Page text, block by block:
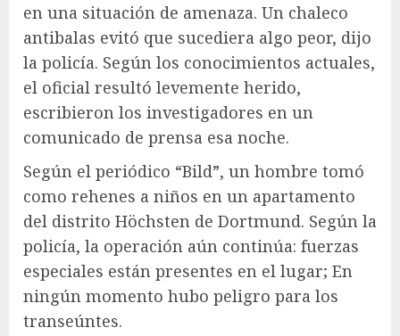
en una situación de amenaza. Un chaleco
antibalas evitó que sucediera algo peor, dijo
la policía. Según los conocimientos actuales,
el oficial resultó levemente herido,
escribieron los investigadores en un
comunicado de prensa esa noche.
Según el periódico “Bild”, un hombre tomó
como rehenes a niños en un apartamento
del distrito Höchsten de Dortmund. Según la
policía, la operación aún continúa: fuerzas
especiales están presentes en el lugar; En
ningún momento hubo peligro para los
transeúntes.